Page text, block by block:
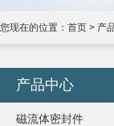
您现在的位置： 首页 > 产
产品中心
磁流体密封件